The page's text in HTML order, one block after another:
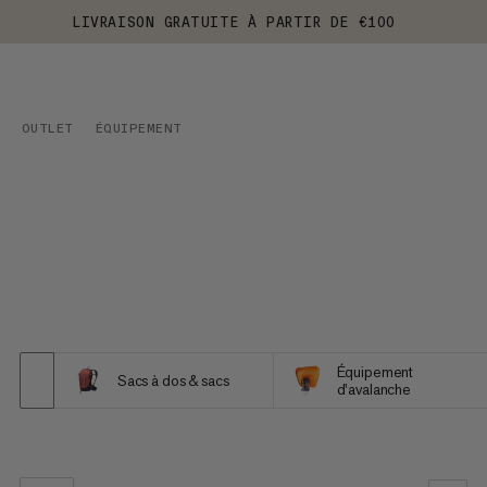
LIVRAISON GRATUITE À PARTIR DE €100
OUTLET ÉQUIPEMENT
Sacs à dos & sacs
Équipement
d'avalanche